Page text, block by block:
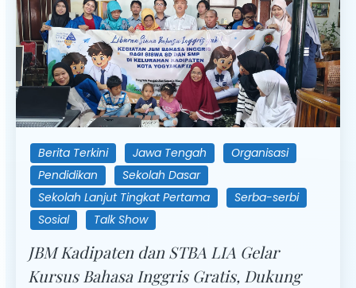
Berita Terkini Jawa Tengah
Organisasi
Pendidikan
Sekolah Dasar
Sekolah Lanjut Tingkat Pertama
Serba-serbi
Sosial
Talk Show
JBM Kadipaten dan STBA LIA Gelar
Kursus Bahasa Inggris Gratis, Dukung